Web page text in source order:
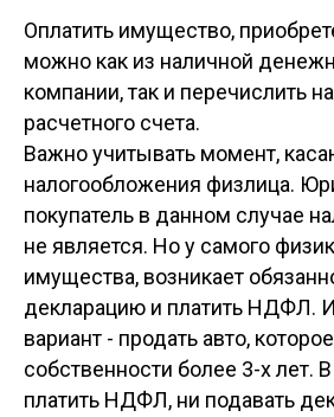
Оплатить имущество,
можно как из наличной
компании, так и перечислить
расчетного счета.
Важно учитывать момент,
налогообложения физлица.
покупатель в данном случае
не является. Но у самого
имущества, возникает
декларацию и платить НДФЛ.
вариант - продать авто,
собственности более 3-х лет.
платить НДФЛ, ни подавать